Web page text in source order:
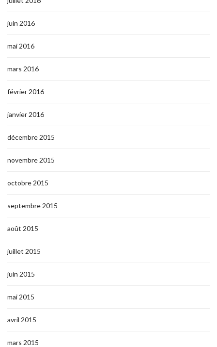
juin 2016
mai 2016
mars 2016
février 2016
janvier 2016
décembre 2015
novembre 2015
octobre 2015
septembre 2015
août 2015
juillet 2015
juin 2015
mai 2015
avril 2015
mars 2015